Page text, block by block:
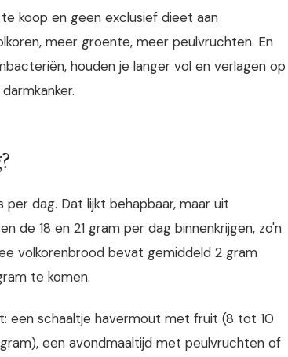
koop en geen exclusief dieet aan
meer groente, meer peulvruchten. En
houden je langer vol en verlagen op
dag. Dat lijkt behapbaar, maar uit
de 18 en 21 gram per dag binnenkrijgen, zo'n
volkorenbrood bevat gemiddeld 2 gram
te komen.
een schaaltje havermout met fruit (8 tot 10
een avondmaaltijd met peulvruchten of